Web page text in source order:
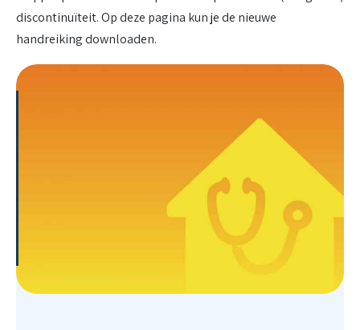
discontinuïteit. Op deze pagina kun je de nieuwe
handreiking downloaden.